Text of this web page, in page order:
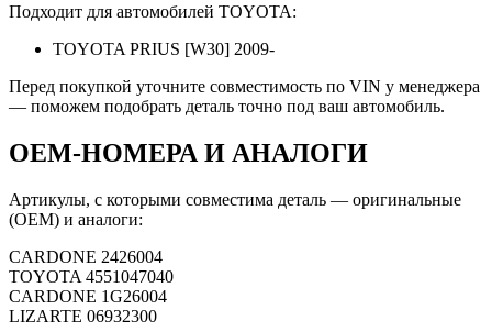
Подходит для автомобилей TOYOTA:
TOYOTA PRIUS [W30] 2009-
Перед покупкой уточните совместимость по VIN у менеджера
— поможем подобрать деталь точно под ваш автомобиль.
OEM-НОМЕРА И АНАЛОГИ
Артикулы, с которыми совместима деталь — оригинальные
(OEM) и аналоги:
CARDONE 2426004
TOYOTA 4551047040
CARDONE 1G26004
LIZARTE 06932300